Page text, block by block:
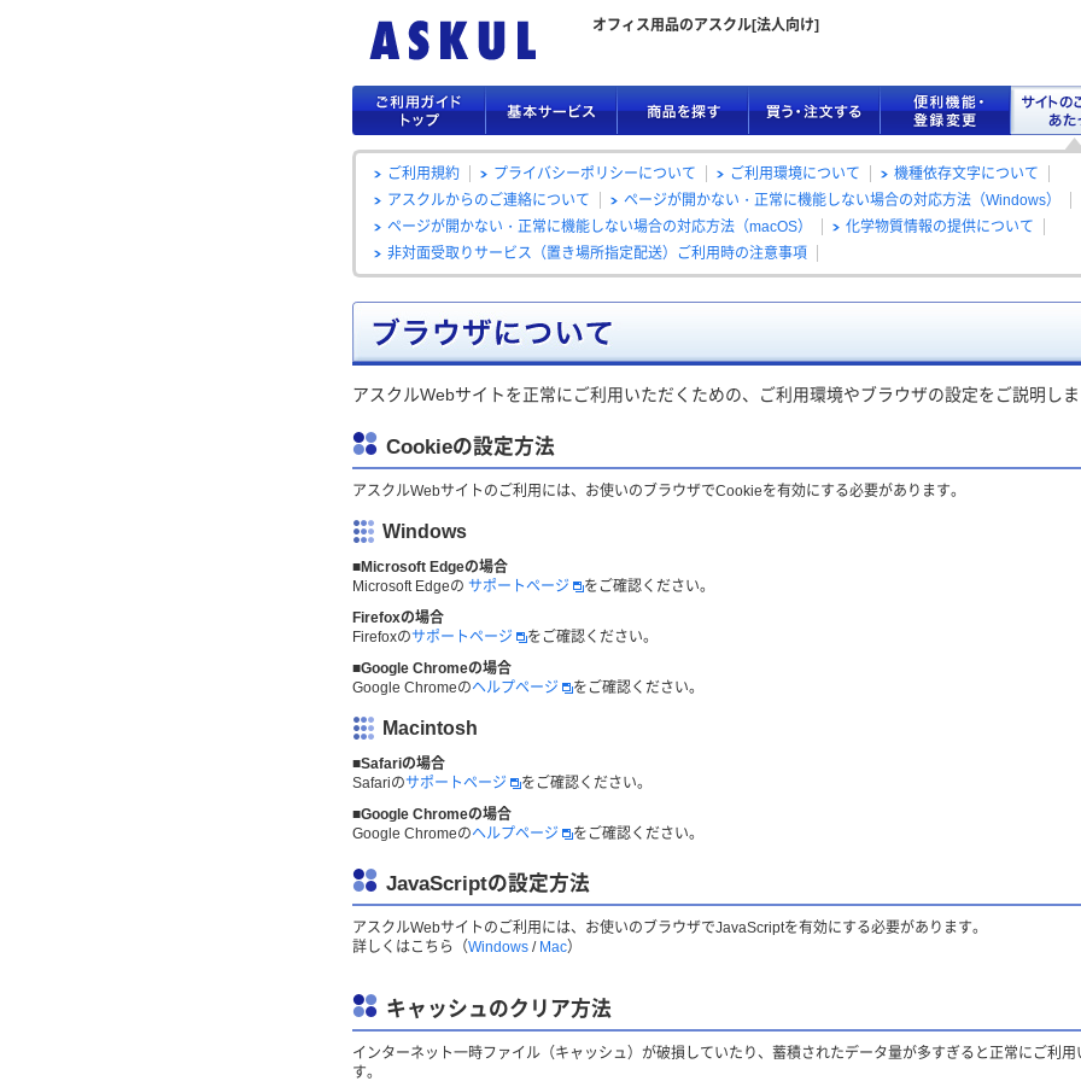
オフィス用品のアスクル[法人向け]
ご利用規約 プライバシーポリシーについて ご利用環境について
機種依存文字について
アスクルからのご連絡について
ページが開かない・正常に機能しない場合の対応方法（Windows）
ページが開かない・正常に機能しない場合の対応方法（macOS）
化学物質情報の提供について
非対面受取りサービス（置き場所指定配送）ご利用時の注意事項
アスクルWebサイトを正常にご利用いただくための、ご利用環境やブラウザの設定をご説明し
Cookieの設定方法
アスクルWebサイトのご利用には、お使いのブラウザでCookieを有効にする必要があります。
Windows
■Microsoft Edgeの場合
Microsoft Edgeの サポートページ
をご確認ください。
Firefoxの場合
Firefoxのサポートページ
をご確認ください。
■Google Chromeの場合
Google Chromeのヘルプページ をご確認ください。
Macintosh
■Safariの場合
Safariのサポートページ
をご確認ください。
■Google Chromeの場合
Google Chromeのヘルプページ をご確認ください。
JavaScriptの設定方法
アスクルWebサイトのご利用には、お使いのブラウザでJavaScriptを有効にする必要があります。
詳しくはこちら（Windows/ Mac）
キャッシュのクリア方法
インターネット一時ファイル（キャッシュ）が破損していたり、蓄積されたデータ量が多すぎると正常にご利
す。